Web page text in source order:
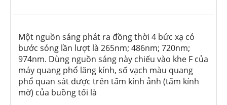
Một nguồn sáng phát ra đồng thời 4 bức xạ có
bước sóng lần lượt là 265nm; 486nm; 720nm;
974nm. Dùng nguồn sáng này chiếu vào khe F của
máy quang phổ lăng kính, số vạch màu quang
phổ quan sát được trên tấm kính ảnh (tấm kính
mờ) của buồng tối là